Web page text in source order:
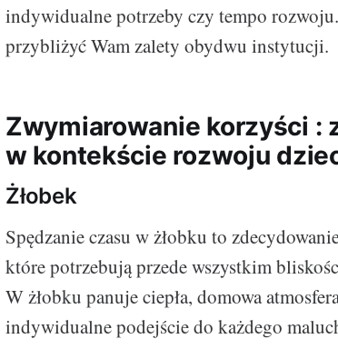
indywidualne potrzeby czy tempo
przybliżyć Wam zalety obydwu instytucji.
Zwymiarowanie korzyści :
w kontekście rozwoju
Żłobek
Spędzanie czasu w żłobku to
które potrzebują przede wszystkim
W żłobku panuje ciepła, domowa
indywidualne podejście do każdego